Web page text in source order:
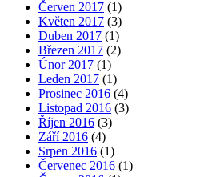
Červen 2017 (1)
Květen 2017 (3)
Duben 2017 (1)
Březen 2017 (2)
Únor 2017 (1)
Leden 2017 (1)
Prosinec 2016 (4)
Listopad 2016 (3)
Říjen 2016 (3)
Září 2016 (4)
Srpen 2016 (1)
Červenec 2016 (1)